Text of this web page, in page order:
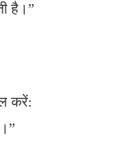
है।”
करें: